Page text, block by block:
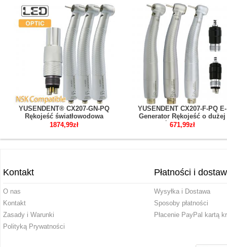
YUSENDENT® CX207-GN-PQ
Rękojeść światłowodowa
Kompatybilny z NSK ( 1x
stomatologiczna)
1874,99zł
YUSENDENT CX207-F-PQ E-
Generator Rękojeść o dużej
prędkości LED 2/4 otwory
szybkozłączka
671,99zł
Kontakt
O nas
Kontakt
Zasady i Warunki
Polityką Prywatności
Płatności i
Wysyłka i Dostawa
Sposoby płatności
Płacenie PayPal kartą